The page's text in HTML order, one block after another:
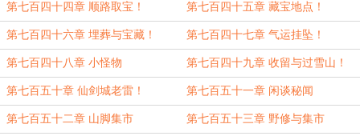
第七百四十四章 顺路取宝！ 第七百四十五章 藏宝地点！
第七百四十六章 埋葬与宝藏！ 第七百四十七章 气运挂坠！
第七百四十八章 小怪物 第七百四十九章 收留与过雪山！
第七百五十章 仙剑城老雷！ 第七百五十一章 闲谈秘闻
第七百五十二章 山脚集市 第七百五十三章 野修与集市